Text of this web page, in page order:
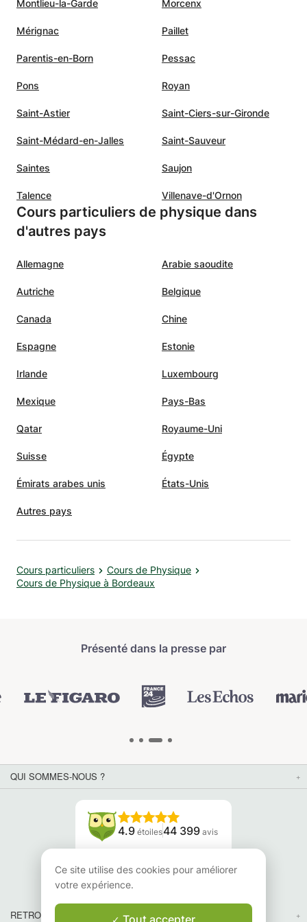
Montlieu-la-Garde Morcenx
Mérignac Paillet
Parentis-en-Born Pessac
Pons Royan
Saint-Astier Saint-Ciers-sur-Gironde
Saint-Médard-en-Jalles Saint-Sauveur
Saintes Saujon
Talence Villenave-d'Ornon
Cours particuliers de physique dans
d'autres pays
Allemagne Arabie saoudite
Autriche Belgique
Canada Chine
Espagne Estonie
Irlande Luxembourg
Mexique Pays-Bas
Qatar Royaume-Uni
Suisse Égypte
Émirats arabes unis États-Unis
Autres pays
Cours particuliers
Cours de Physique
Cours de Physique à Bordeaux
Présenté dans la presse par
QUI SOMMES-NOUS ?
4.9 étoiles44 399 avis
Lisez nos avis
RETROUVEZ-NOUS
Ce site utilise des cookies pour améliorer
votre expérience.
Tout accepter